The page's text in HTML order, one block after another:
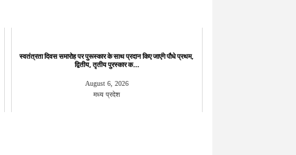
स्वतंत्रता दिवस समारोह पर पुरूस्‍कार के साथ प्रदान किए जाएंगे पौधे प्रथम,
द्वितीय, तृतीय पुरस्कार क...
August 6, 2026
मध्य प्रदेश